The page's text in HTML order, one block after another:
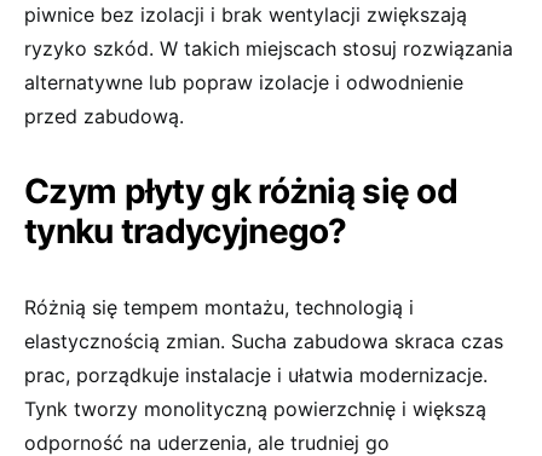
piwnice bez izolacji i brak wentylacji zwiększają
ryzyko szkód. W takich miejscach stosuj rozwiązania
alternatywne lub popraw izolacje i odwodnienie
przed zabudową.
Czym płyty gk różnią się od
tynku tradycyjnego?
Różnią się tempem montażu, technologią i
elastycznością zmian. Sucha zabudowa skraca czas
prac, porządkuje instalacje i ułatwia modernizacje.
Tynk tworzy monolityczną powierzchnię i większą
odporność na uderzenia, ale trudniej go